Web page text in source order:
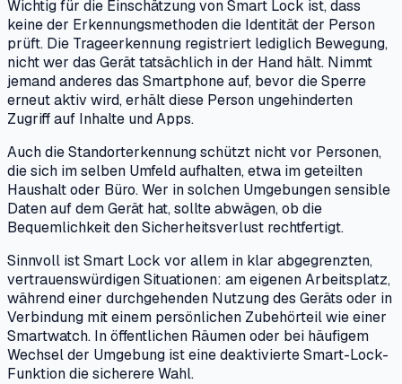
Wichtig für die Einschätzung von Smart Lock ist, dass
keine der Erkennungsmethoden die Identität der Person
prüft. Die Trageerkennung registriert lediglich Bewegung,
nicht wer das Gerät tatsächlich in der Hand hält. Nimmt
jemand anderes das Smartphone auf, bevor die Sperre
erneut aktiv wird, erhält diese Person ungehinderten
Zugriff auf Inhalte und Apps.
Auch die Standorterkennung schützt nicht vor Personen,
die sich im selben Umfeld aufhalten, etwa im geteilten
Haushalt oder Büro. Wer in solchen Umgebungen sensible
Daten auf dem Gerät hat, sollte abwägen, ob die
Bequemlichkeit den Sicherheitsverlust rechtfertigt.
Sinnvoll ist Smart Lock vor allem in klar abgegrenzten,
vertrauenswürdigen Situationen: am eigenen Arbeitsplatz,
während einer durchgehenden Nutzung des Geräts oder in
Verbindung mit einem persönlichen Zubehörteil wie einer
Smartwatch. In öffentlichen Räumen oder bei häufigem
Wechsel der Umgebung ist eine deaktivierte Smart-Lock-
Funktion die sicherere Wahl.